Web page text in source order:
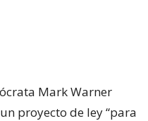
Mark Warner
proyecto de ley “para